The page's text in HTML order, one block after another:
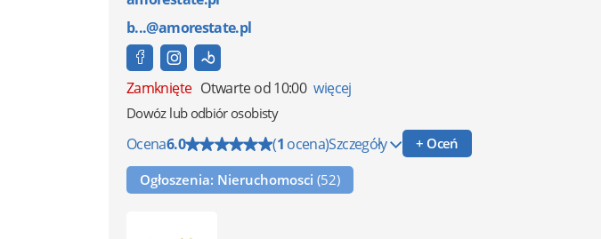
b...@amorestate.pl
Zamknięte Otwarte od 10:00 więcej
Dowóz lub odbiór osobisty
Ocena6.0 (1 ocena)Szczegóły + Oceń
Ogłoszenia: Nieruchomosci (52)